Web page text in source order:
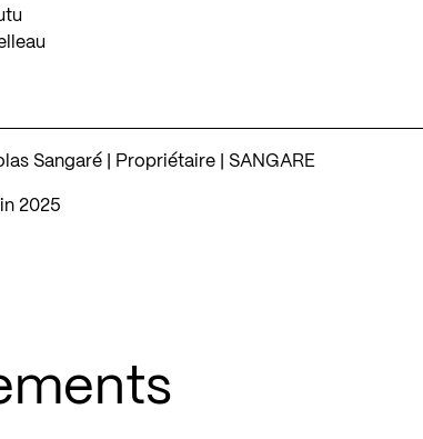
Sangaré | Propriétaire | SANGARE
2025